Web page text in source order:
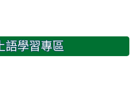
語學習專區